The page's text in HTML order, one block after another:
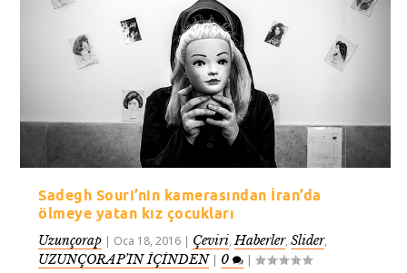
Sadegh Souri’nin kamerasından İran’da
ölmeye yatan kız çocukları
Uzunçorap | Oca 18, 2016 | Çeviri,Haberler,Slider,
UZUNÇORAP’IN İÇİNDEN| 0 |